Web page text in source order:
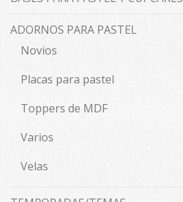
ADORNOS PARA PASTEL
Novios
Placas para pastel
Toppers de MDF
Varios
Velas